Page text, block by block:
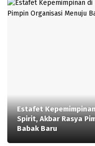
Estafet
Spirit, Akbar Rasya
Babak Baru